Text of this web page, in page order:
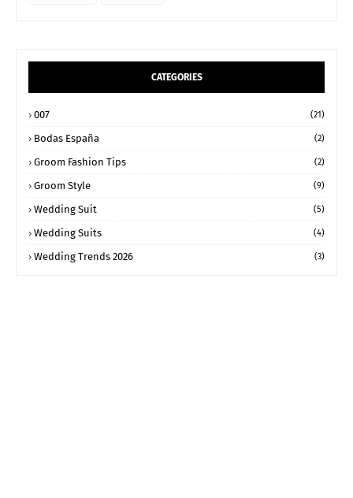
CATEGORIES
007 (21)
Bodas España (2)
Groom Fashion Tips (2)
Groom Style (9)
Wedding Suit (5)
Wedding Suits (4)
Wedding Trends 2026 (3)